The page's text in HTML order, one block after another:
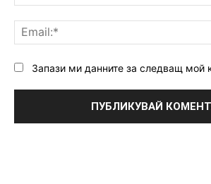
Запази ми данните за следващ мой